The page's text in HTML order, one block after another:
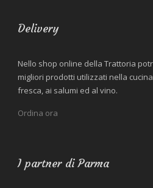
Delivery
Nello shop online della Trattoria
migliori prodotti utilizzati nella
fresca, ai salumi ed al vino.
Ordina ora
I partner di Parma